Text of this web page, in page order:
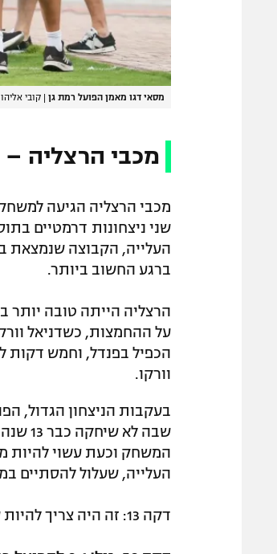
מסאי דגו מאמן הפועל רמת גן | קובי אליהו
מכבי הרצליה –
מכבי הרצליה הגיעה
שני ניצחונות דרמטיים
העלייה, הקבוצה שנמצאת
ברגע החשוב ביותר.
וורקו.
בעקבות הניצחון הגדול,
שבה
המשחק וכעת עשוי להיות
העלייה, שעלול להסתיים במפח נפש ובשנה 19
דקה 13: זה היה צריך להיות שער היתרון של הרצליה, אך יברבאום בעט ממרכז הרחבה החוצה.